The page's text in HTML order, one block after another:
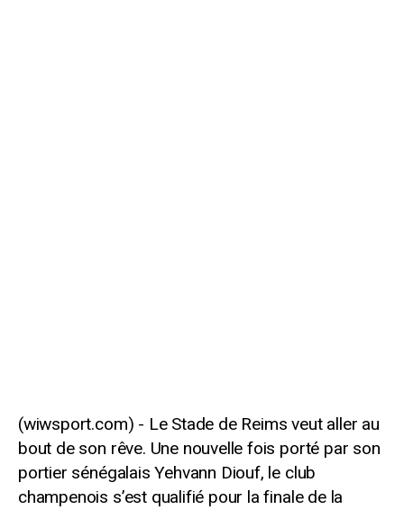
Le Stade de Reims veut aller au
bout de son rêve. Une nouvelle fois porté par son
portier sénégalais Yehvann Diouf, le club
champenois s’est qualifié pour la finale de la